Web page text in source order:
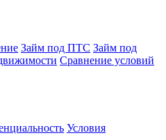
Займ под ПТС Займ под
Сравнение условий
Условия